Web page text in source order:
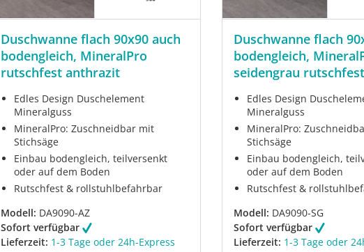
Duschwanne flach 90x90 auch
bodengleich, MineralPro
rutschfest anthrazit
Edles Design Duschelement
Mineralguss
MineralPro: Zuschneidbar mit
Stichsäge
Einbau bodengleich, teilversenkt
oder auf dem Boden
Rutschfest & rollstuhlbefahrbar
Modell: DA9090-AZ
Sofort verfügbar
Lieferzeit: 1-3 Tage oder 24h-Express
Duschwanne flach
bodengleich,
seidengrau rutschfest
Edles Design
Mineralguss
MineralPro:
Stichsäge
Einbau bodengleich,
oder auf dem Boden
Rutschfest &
Modell: DA9090-SG
Sofort verfügbar
Lieferzeit: 1-3 Tage oder